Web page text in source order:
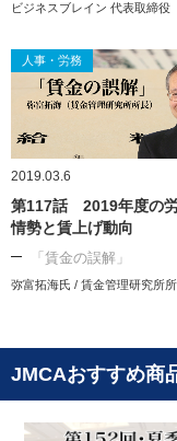
ビジネスブレイン 代表取締役
人事・労務
2019.03.6
第117話 2019年度の
情勢と賃上げ動向
「賃金の誤解」
弥富拓海氏 / 賃金管理研究所
JMCAおすすめ商